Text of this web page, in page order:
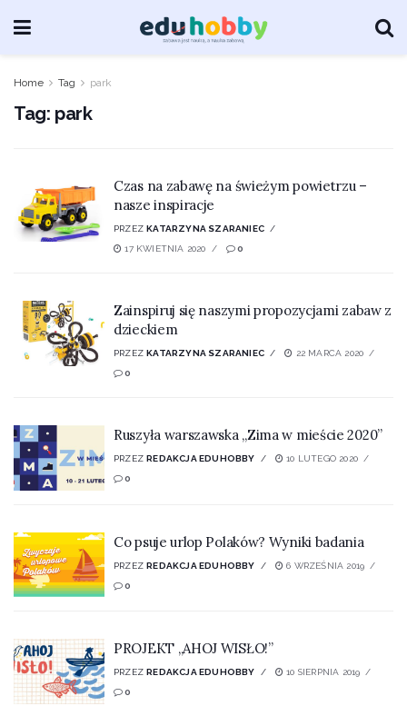
Home Tag park
Tag: park
Czas na zabawę na świeżym powietrzu –
nasze inspiracje
PRZEZ KATARZYNA SZARANIEC
17 KWIETNIA 2020
0
Zainspiruj się naszymi propozycjami zabaw z
dzieckiem
PRZEZ KATARZYNA SZARANIEC
22 MARCA 2020
0
Ruszyła warszawska „Zima w mieście 2020”
PRZEZ REDAKCJA EDUHOBBY
10 LUTEGO 2020
0
Co psuje urlop Polaków? Wyniki badania
PRZEZ REDAKCJA EDUHOBBY
6 WRZEŚNIA 2019
0
PROJEKT „AHOJ WISŁO!”
PRZEZ REDAKCJA EDUHOBBY
10 SIERPNIA 2019
0